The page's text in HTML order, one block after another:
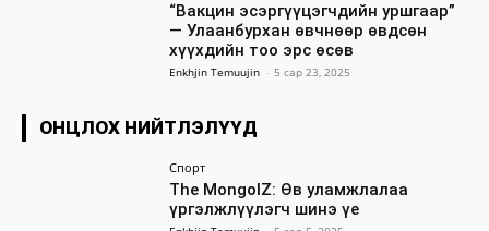
“Вакцин эсэргүүцэгчдийн уршгаар”
— Улаанбурхан өвчнөөр өвдсөн
хүүхдийн тоо эрс өсөв
Enkhjin Temuujin - 5 сар 23, 2025
ОНЦЛОХ НИЙТЛЭЛҮҮД
Спорт
The MongolZ: Өв уламжлалаа
үргэлжлүүлэгч шинэ үе